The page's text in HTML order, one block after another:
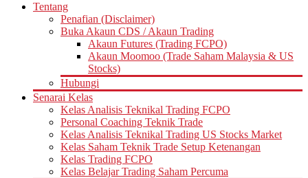
Tentang
Penafian (Disclaimer)
Buka Akaun CDS / Akaun Trading
Akaun Futures (Trading FCPO)
Akaun Moomoo (Trade Saham Malaysia & US
Stocks)
Hubungi
Senarai Kelas
Kelas Analisis Teknikal Trading FCPO
Personal Coaching Teknik Trade
Kelas Analisis Teknikal Trading US Stocks Market
Kelas Saham Teknik Trade Setup Ketenangan
Kelas Trading FCPO
Kelas Belajar Trading Saham Percuma